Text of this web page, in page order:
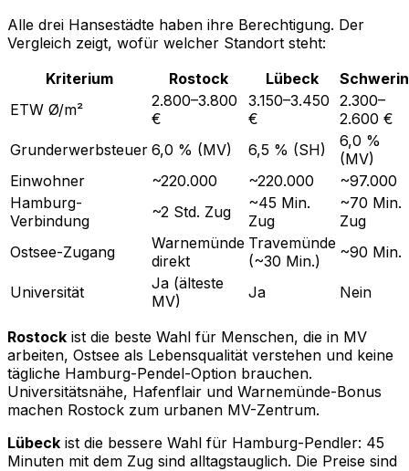
Alle drei Hansestädte haben ihre Berechtigung. Der
Vergleich zeigt, wofür welcher Standort steht:
Kriterium
Rostock Lübeck
Schwerin
ETW Ø/m²
2.800–3.800
€
3.150–3.450
€
2.300–
2.600 €
Grunderwerbsteuer 6,0 % (MV) 6,5 % (SH)
6,0 %
(MV)
Einwohner
~220.000 ~220.000
~97.000
Hamburg-
Verbindung
~2 Std. Zug
~45 Min.
Zug
~70 Min.
Zug
Ostsee-Zugang
Warnemünde
direkt
Travemünde
(~30 Min.)
~90 Min.
Universität
Ja (älteste
MV)
Ja Nein
Rostock ist die beste Wahl für Menschen, die in MV
arbeiten, Ostsee als Lebensqualität verstehen und keine
tägliche Hamburg-Pendel-Option brauchen.
Universitätsnähe, Hafenflair und Warnemünde-Bonus
machen Rostock zum urbanen MV-Zentrum.
Lübeck ist die bessere Wahl für Hamburg-Pendler: 45
Minuten mit dem Zug sind alltagstauglich. Die Preise sind